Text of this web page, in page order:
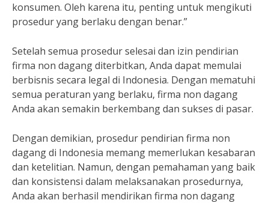
konsumen. Oleh karena itu, penting untuk mengikuti
prosedur yang berlaku dengan benar.”
Setelah semua prosedur selesai dan izin pendirian
firma non dagang diterbitkan, Anda dapat memulai
berbisnis secara legal di Indonesia. Dengan mematuhi
semua peraturan yang berlaku, firma non dagang
Anda akan semakin berkembang dan sukses di pasar.
Dengan demikian, prosedur pendirian firma non
dagang di Indonesia memang memerlukan kesabaran
dan ketelitian. Namun, dengan pemahaman yang baik
dan konsistensi dalam melaksanakan prosedurnya,
Anda akan berhasil mendirikan firma non dagang